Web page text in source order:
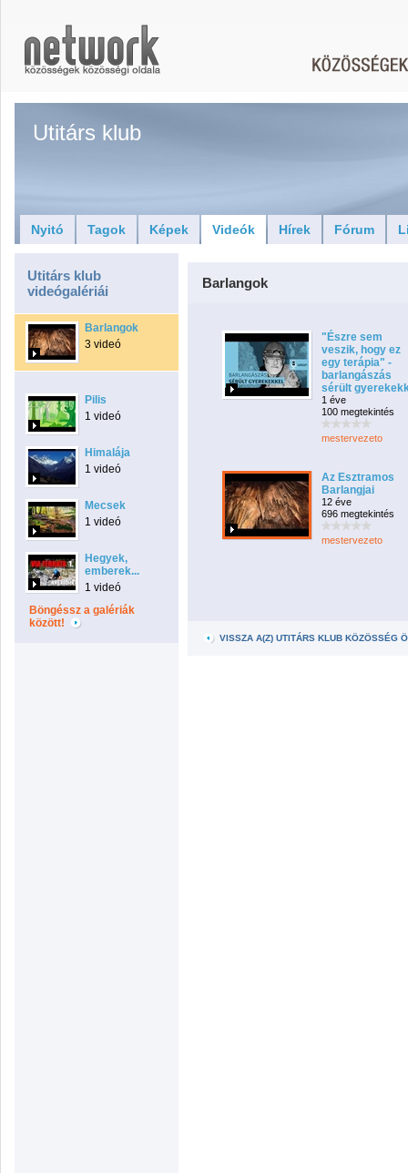
Utitárs klub
Nyitó Tagok Képek Videók Hírek Fórum
Utitárs klub
videógalériái
Barlangok
3 videó
Pilis
1 videó
Himalája
1 videó
Mecsek
1 videó
Hegyek,
emberek...
1 videó
Böngéssz a galériák
között!
Barlangok
"Észre sem
veszik, hogy ez
egy terápia" -
barlangászás
sérült
1 éve
100 megtekintés
mestervezeto
Az Esztramos
Barlangjai
12 éve
696 megtekintés
mestervezeto
VISSZA A(Z) UTITÁRS KLUB KÖZÖSSÉG